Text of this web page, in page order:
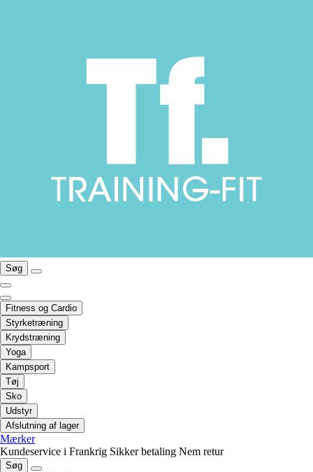
Søg
Fitness og Cardio
Styrketræning
Krydstræning
Yoga
Kampsport
Tøj
Sko
Udstyr
Afslutning af lager
Mærker
Kundeservice i Frankrig Sikker betaling Nem retur
Søg